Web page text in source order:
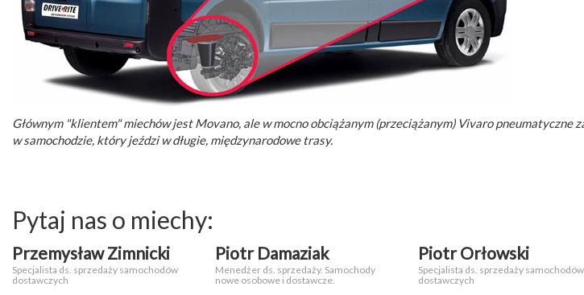
Głównym "klientem" miechów jest Movano, ale w mocno obciążanym (przeciążanym) Vivaro pneumatyczne
w samochodzie, który jeździ w długie, międzynarodowe trasy.
Pytaj nas o miechy:
Przemysław Zimnicki
Specjalista ds. sprzedaży samochodów
dostawczych
Piotr Damaziak
Menedżer ds. sprzedaży. Samochody
nowe osobowe i dostawcze.
Piotr Orłowski
Specjalista ds. sprzedaży samochodów
dostawczych